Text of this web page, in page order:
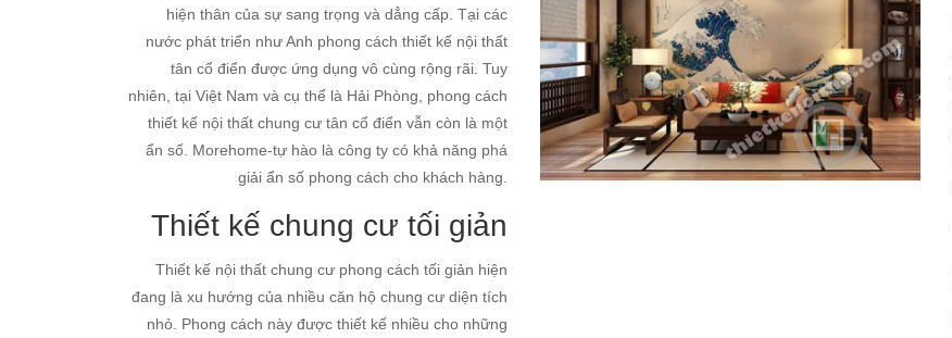
hiện thân của sự sang trọng và dẳng cấp. Tại các
nước phát triển như Anh phong cách thiết kế nội thất
tân cổ điển được ứng dụng vô cùng rộng rãi. Tuy
nhiên, tại Việt Nam và cụ thể là Hải Phòng, phong cách
thiết kế nội thất chung cư tân cổ điển vẫn còn là một
ẩn số. Morehome-tự hào là công ty có khả năng phá
giải ẩn số phong cách cho khách hàng.
Thiết kế chung cư tối giản
Thiết kế nội thất chung cư phong cách tối giản hiện
đang là xu hướng của nhiều căn hộ chung cư diện tích
nhỏ. Phong cách này được thiết kế nhiều cho những